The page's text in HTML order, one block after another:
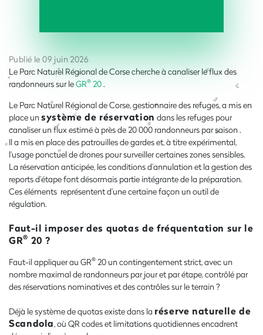
Publié le 09 juin 2026
Le Parc Naturel Régional de Corse cherche à canaliser le flux des
randonneurs sur leGR® 20.
Le Parc Naturel Régional de Corse, gestionnaire des refuges, a mis en
place unsystème de réservation dans les refuges pour
canaliser un flux estimé à près de 20 000 randonneurs par saison .
Il a mis en place des patrouilles de gardes et, à titre expérimental,
l’usage ponctuel de drones pour surveiller certaines zones sensibles.
La réservation anticipée, les conditions d’annulation et la gestion des
reports d’étape font désormais partie intégrante de la préparation.
Ces éléments représentent d’une certaine façon un outil de
régulation.
Faut-il imposer des quotas de fréquentation sur le
GR® 20 ?
Faut-il appliquer au GR® 20 un contingentement strict, avec un
nombre maximal de randonneurs par jour et par étape, contrôlé par
des réservations nominatives et des contrôles sur le terrain ?
Déjà le système de quotas existe dans la réserve naturelle de
Scandola, où QR codes et limitations quotidiennes encadrent